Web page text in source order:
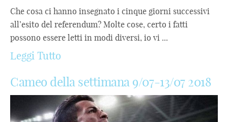
Che cosa ci hanno insegnato i cinque giorni successivi
all’esito del referendum? Molte cose, certo i fatti
possono essere letti in modi diversi, io vi ...
Leggi Tutto
Cameo della settimana 9/07-13/07 2018